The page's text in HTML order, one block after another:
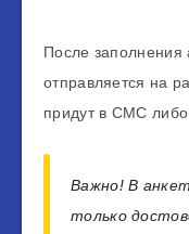
После заполнения
отправляется на
придут в СМС либо
Важно! В
только